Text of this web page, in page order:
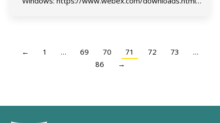
← 1 … 69 70 71 72 73
…
86
→